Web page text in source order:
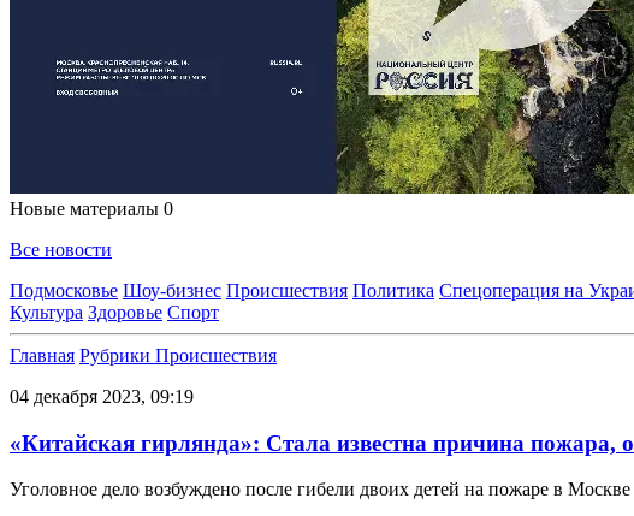
Новые материалы 0
Все новости
Подмосковье Шоу-бизнес Происшествия Политика Спецоперация на
Культура Здоровье Спорт
Главная Рубрики Происшествия
04 декабря 2023, 09:19
«Китайская гирлянда»: Стала известна причина пожара,
Уголовное дело возбуждено после гибели двоих детей на пожаре в Москве